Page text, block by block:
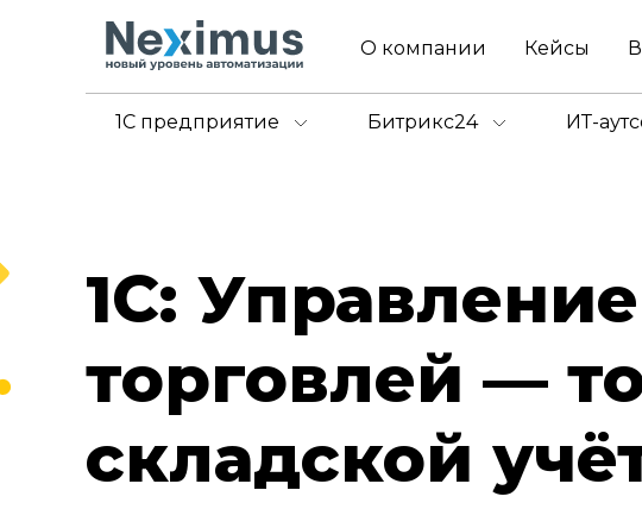
О компании Кейсы
1С предприятие Битрикс24 ИТ-
1С: Управление
торговлей —
складской